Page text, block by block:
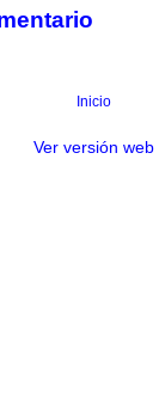
Inicio
Ver versión web